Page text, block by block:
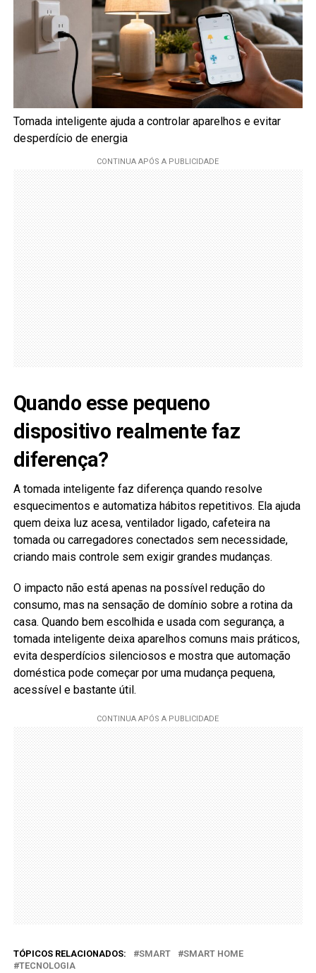
Tomada inteligente ajuda a controlar aparelhos e evitar
desperdício de energia
Quando esse pequeno
dispositivo realmente faz
diferença?
A tomada inteligente faz diferença quando resolve
esquecimentos e automatiza hábitos repetitivos. Ela ajuda
quem deixa luz acesa, ventilador ligado, cafeteira na
tomada ou carregadores conectados sem necessidade,
criando mais controle sem exigir grandes mudanças.
O impacto não está apenas na possível redução do
consumo, mas na sensação de domínio sobre a rotina da
casa. Quando bem escolhida e usada com segurança, a
tomada inteligente deixa aparelhos comuns mais práticos,
evita desperdícios silenciosos e mostra que automação
doméstica pode começar por uma mudança pequena,
acessível e bastante útil.
TÓPICOS RELACIONADOS: SMART
SMART HOME
TECNOLOGIA